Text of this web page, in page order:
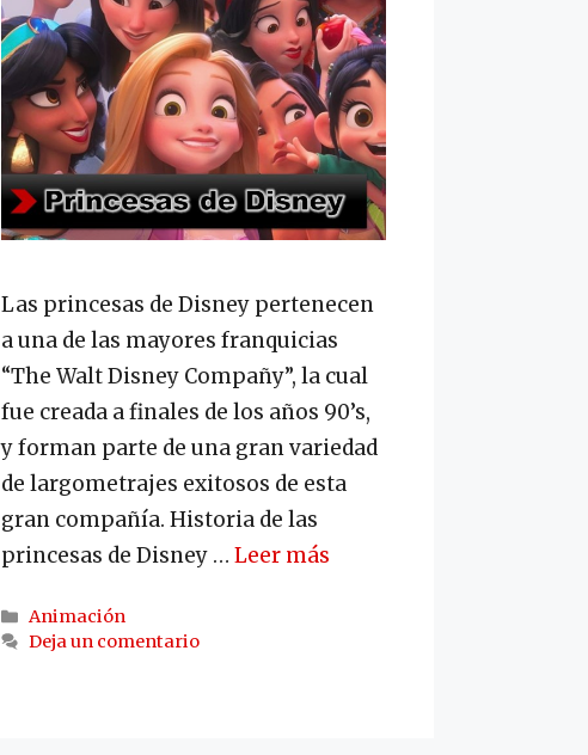
Las princesas de Disney pertenecen
a una de las mayores franquicias
“The Walt Disney Compañy”, la cual
fue creada a finales de los años 90’s,
y forman parte de una gran variedad
de largometrajes exitosos de esta
gran compañía. Historia de las
princesas de Disney … Leer más
Categorías
Animación
Deja un comentario